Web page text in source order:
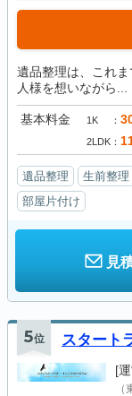
遺品整理は、これ
人様を想いながら...
基本料金 1K
2LDK
遺品整理 生前整理
部屋片付け
見
5位 スタート
[